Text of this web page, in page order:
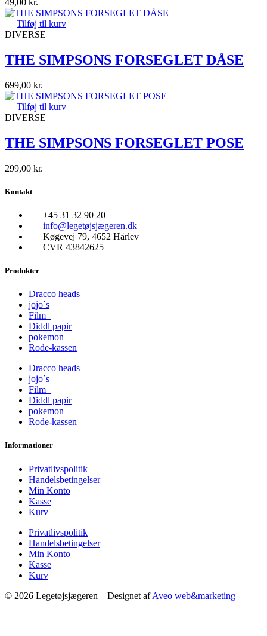
49,00 kr.
Tilføj til kurv
DIVERSE
THE SIMPSONS FORSEGLET DÅSE
699,00 kr.
Tilføj til kurv
DIVERSE
THE SIMPSONS FORSEGLET POSE
299,00 kr.
Kontakt
+45 31 32 90 20
info@legetøjsjægeren.dk
Køgevej 79, 4652 Hårlev
CVR 43842625
Produkter
Dracco heads
jojo´s
Film
Diddl papir
pokemon
Rode-kassen
Dracco heads
jojo´s
Film
Diddl papir
pokemon
Rode-kassen
Informationer
Privatlivspolitik
Handelsbetingelser
Min Konto
Kasse
Kurv
Privatlivspolitik
Handelsbetingelser
Min Konto
Kasse
Kurv
© 2026 Legetøjsjægeren – Designet afAveo web&marketing